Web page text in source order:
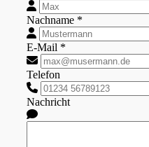
Nachname *
E-Mail *
Telefon
Nachricht